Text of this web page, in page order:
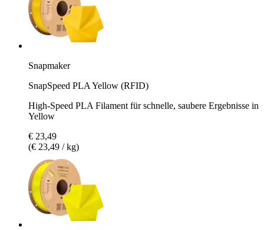
Snapmaker
SnapSpeed PLA Yellow (RFID)
High-Speed PLA Filament für schnelle, saubere Ergebnisse in
Yellow
€ 23,49
(€ 23,49 / kg)